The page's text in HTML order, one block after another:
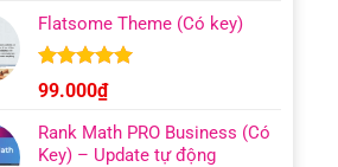
5 sao
Flatsome Theme (Có key)
Được xếp
hạng4.95
5 sao
99.000₫
Rank Math PRO Business (Có
Key) – Update tự động